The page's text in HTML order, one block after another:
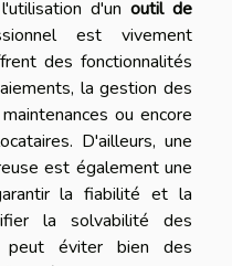
d'unoutil de
est vivement
des fonctionnalités
la gestion des
ou encore
D'ailleurs, une
est également une
la fiabilité et la
la solvabilité des
peut éviter bien des